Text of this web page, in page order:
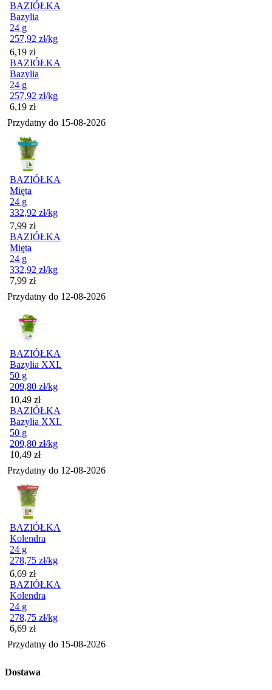
BAZIÓŁKA
Bazylia
24 g
257,92 zł/kg
Cena
6,19 zł
BAZIÓŁKA
Bazylia
24 g
257,92 zł/kg
Cena
6,19 zł
Przydatny do 15-08-2026
BAZIÓŁKA
Mięta
24 g
332,92 zł/kg
Cena
7,99 zł
BAZIÓŁKA
Mięta
24 g
332,92 zł/kg
Cena
7,99 zł
Przydatny do 12-08-2026
BAZIÓŁKA
Bazylia XXL
50 g
209,80 zł/kg
Cena
10,49 zł
BAZIÓŁKA
Bazylia XXL
50 g
209,80 zł/kg
Cena
10,49 zł
Przydatny do 12-08-2026
BAZIÓŁKA
Kolendra
24 g
278,75 zł/kg
Cena
6,69 zł
BAZIÓŁKA
Kolendra
24 g
278,75 zł/kg
Cena
6,69 zł
Przydatny do 15-08-2026
Dostawa